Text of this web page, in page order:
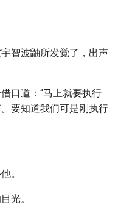
智波鼬所发觉了，出声
口道：“马上就要执行
要知道我们可是刚执行
。
光。